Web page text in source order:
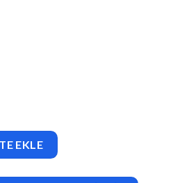
Pro Template Kit adet
EKLE